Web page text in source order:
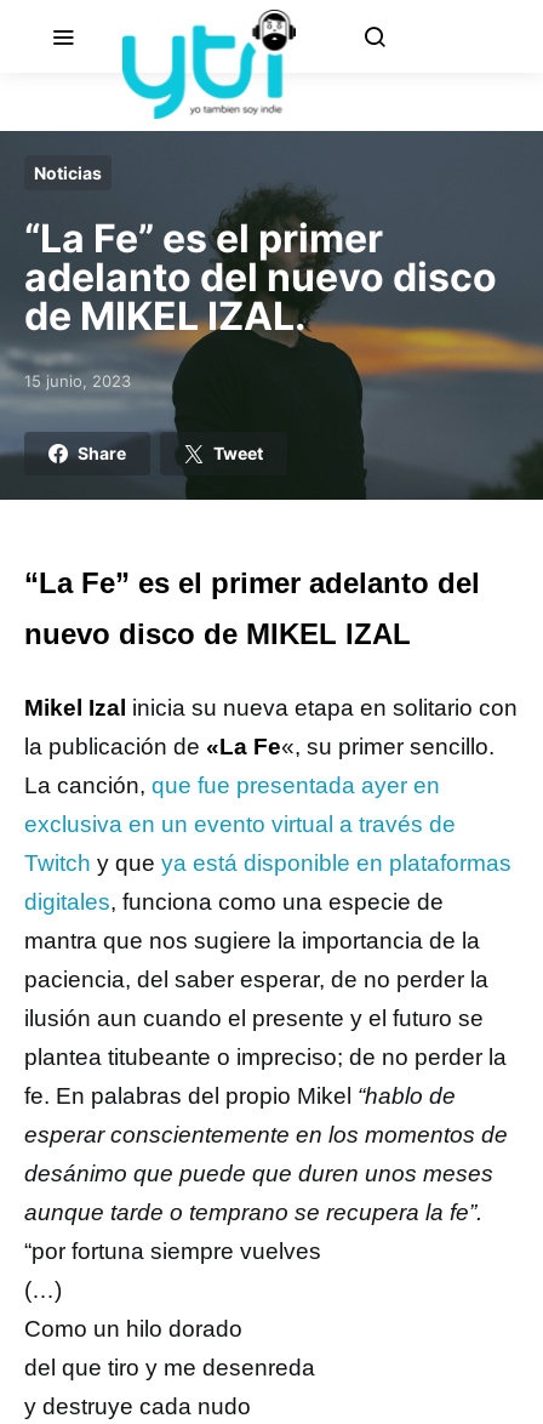
Noticias
“La Fe” es el primer
adelanto del nuevo disco
de MIKEL IZAL.
Posted on
15 junio, 2023
Share Tweet
“La Fe” es el primer adelanto del
nuevo disco de MIKEL IZAL
Mikel Izal inicia su nueva etapa en solitario con
la publicación de «La Fe«, su primer sencillo.
La canción, que fue presentada ayer en
exclusiva en un evento virtual a través de
Twitch y que ya está disponible en plataformas
digitales, funciona como una especie de
mantra que nos sugiere la importancia de la
paciencia, del saber esperar, de no perder la
ilusión aun cuando el presente y el futuro se
plantea titubeante o impreciso; de no perder la
fe. En palabras del propio Mikel “hablo de
esperar conscientemente en los momentos de
desánimo que puede que duren unos meses
aunque tarde o temprano se recupera la fe”.
“por fortuna siempre vuelves
(…)
Como un hilo dorado
del que tiro y me desenreda
y destruye cada nudo